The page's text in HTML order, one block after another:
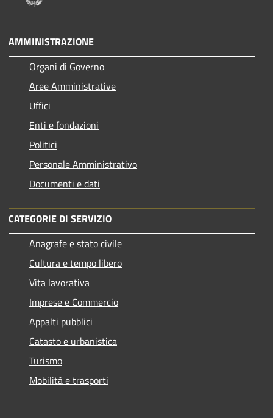
AMMINISTRAZIONE
Organi di Governo
Aree Amministrative
Uffici
Enti e fondazioni
Politici
Personale Amministrativo
Documenti e dati
CATEGORIE DI SERVIZIO
Anagrafe e stato civile
Cultura e tempo libero
Vita lavorativa
Imprese e Commercio
Appalti pubblici
Catasto e urbanistica
Turismo
Mobilità e trasporti